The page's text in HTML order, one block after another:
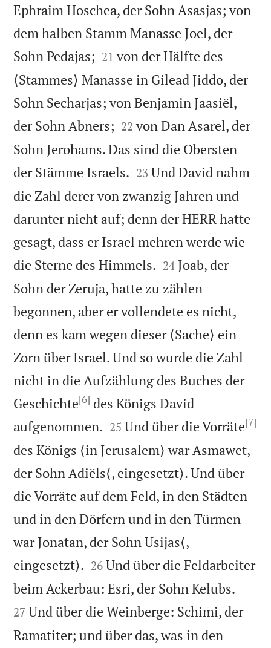
Ephraim Hoschea, der Sohn Asasjas; von
dem halben Stamm Manasse Joel, der
Sohn Pedajas; 

21 von der Hälfte des
⟨Stammes⟩ Manasse in Gilead Jiddo, der
Sohn Secharjas; von Benjamin Jaasiël,
der Sohn Abners; 

22 von Dan Asarel, der
Sohn Jerohams. Das sind die Obersten
der Stämme Israels. 

23 Und David nahm
die Zahl derer von zwanzig Jahren und
darunter nicht auf; denn der HERR hatte
gesagt, dass er Israel mehren werde wie
die Sterne des Himmels. 

24 Joab, der
Sohn der Zeruja, hatte zu zählen
begonnen, aber er vollendete es nicht,
denn es kam wegen dieser ⟨Sache⟩ ein
Zorn über Israel. Und so wurde die Zahl
nicht in die Aufzählung des Buches der
Geschichte[6] des Königs David
aufgenommen. 

25 Und über die Vorräte[7]
des Königs ⟨in Jerusalem⟩ war Asmawet,
der Sohn Adiëls⟨, eingesetzt⟩. Und über
die Vorräte auf dem Feld, in den Städten
und in den Dörfern und in den Türmen
war Jonatan, der Sohn Usijas⟨,
eingesetzt⟩. 

26 Und über die Feldarbeiter
beim Ackerbau: Esri, der Sohn Kelubs.
27 Und über die Weinberge: Schimi, der
Ramatiter; und über das, was in den